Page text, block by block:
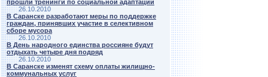
прошли тренинги по социальной адаптации
26.10.2010
В Саранске разработают меры по поддержке
граждан, принявших участие в селективном
сборе мусора
26.10.2010
В День народного единства россияне будут
отдыхать четыре дня подряд
26.10.2010
В Саранске изменят схему оплаты жилищно-
коммунальных услуг